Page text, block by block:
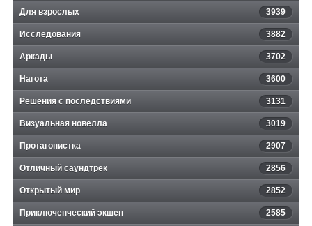
Для взрослых 3939
Исследования 3882
Аркады 3702
Нагота 3600
Решения с последствиями 3131
Визуальная новелла 3019
Протагонистка 2907
Отличный саундтрек 2856
Открытый мир 2852
Приключенческий экшен 2585